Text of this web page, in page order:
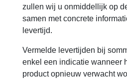
zullen wij u onmiddellijk op
samen met concrete
levertijd.
Vermelde levertijden bij
enkel een indicatie wanneer
product opnieuw verwacht